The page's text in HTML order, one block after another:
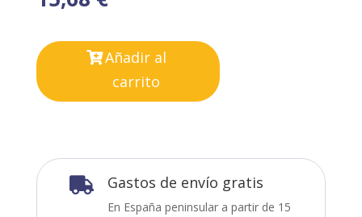
Añadir al
carrito
 Gastos de envío gratis
En España peninsular a partir de 15